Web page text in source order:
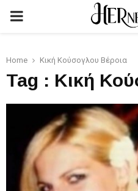
PRIMARY
Home Κική Κούσογλου Βέροια
Tag : Κική